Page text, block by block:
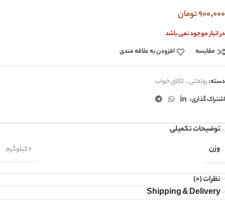
900,000تومان
در انبار موجود نمی باشد
مقایسه
افزودن به علاقه مندی
دسته:روتختی, کالای خواب
اشتراک گذاری:
توضیحات تکمیلی
وزن
2 کیلوگرم
نظرات (0)
Shipping & Delivery